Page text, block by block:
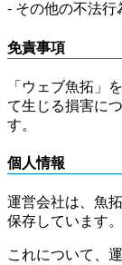
- その他の不法行
免責事項
「ウェブ魚拓」
て生じる損害に
す。
個人情報
運営会社は、魚
保存しています。
これについて、